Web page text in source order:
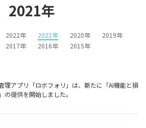
2021年
2022年 2021年 2020年
2019年
2017年 2016年 2015年
理アプリ「ロボフォリ」は、新たに「AI機能と損
提供を開始しました。